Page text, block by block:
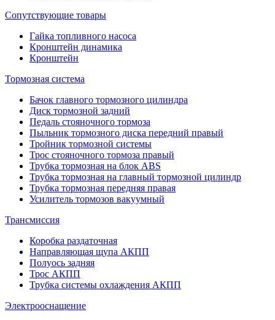
Сопутствующие товары
Гайка топливного насоса
Кронштейн динамика
Кронштейн
Тормозная система
Бачок главного тормозного цилиндра
Диск тормозной задний
Педаль стояночного тормоза
Пыльник тормозного диска передний правый
Тройник тормозной системы
Трос стояночного тормоза правый
Трубка тормозная на блок ABS
Трубка тормозная на главный тормозной цилиндр
Трубка тормозная передняя правая
Усилитель тормозов вакуумный
Трансмиссия
Коробка раздаточная
Направляющая щупа АКПП
Полуось задняя
Трос АКПП
Трубка системы охлаждения АКПП
Электрооснащение